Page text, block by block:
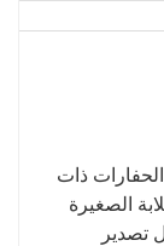
الحفارات ذات
الصغيرة
تصدير